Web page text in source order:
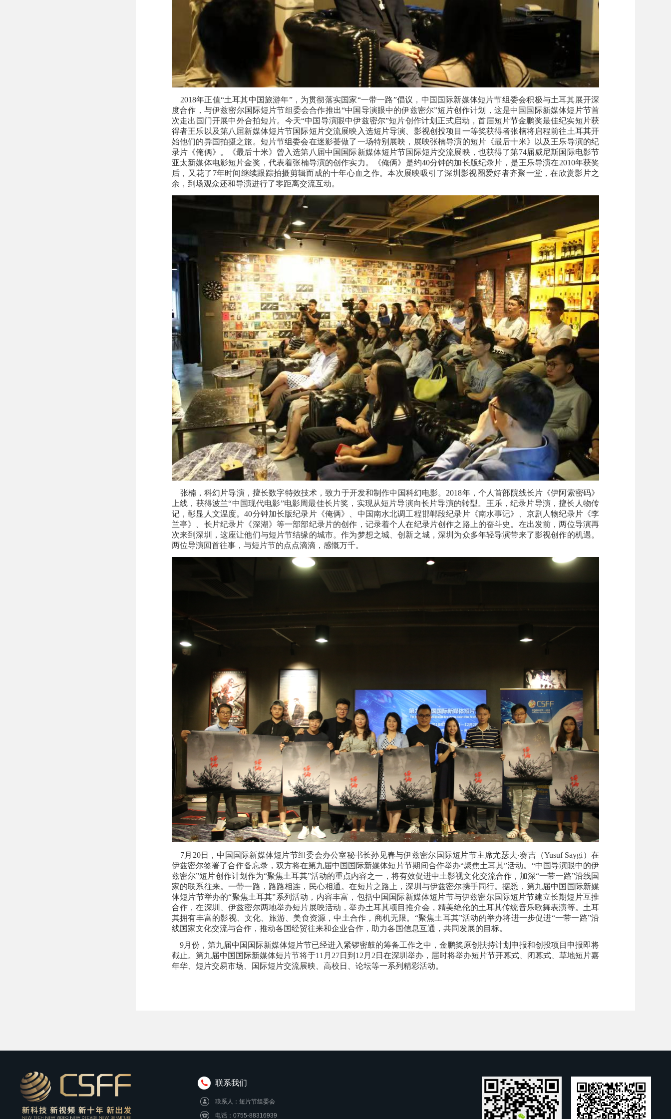
2018年正值“土耳其中国旅游年”，为贯彻落实国家“一带一路”倡议，中国国际新媒体短片节组委会积极与土耳其展开深
度合作，与伊兹密尔国际短片节组委会合作推出“中国导演眼中的伊兹密尔”短片创作计划，这是中国国际新媒体短片节首
次走出国门开展中外合拍短片。今天“中国导演眼中伊兹密尔”短片创作计划正式启动，首届短片节金鹏奖最佳纪实短片获
得者王乐以及第八届新媒体短片节国际短片交流展映入选短片导演、影视创投项目一等奖获得者张楠将启程前往土耳其开
始他们的异国拍摄之旅。短片节组委会在迷影荟做了一场特别展映，展映张楠导演的短片《最后十米》以及王乐导演的纪
录片《俺俩》。《最后十米》曾入选第八届中国国际新媒体短片节国际短片交流展映，也获得了第74届威尼斯国际电影节
亚太新媒体电影短片金奖，代表着张楠导演的创作实力。《俺俩》是约40分钟的加长版纪录片，是王乐导演在2010年获奖
后，又花了7年时间继续跟踪拍摄剪辑而成的十年心血之作。本次展映吸引了深圳影视圈爱好者齐聚一堂，在欣赏影片之
余，到场观众还和导演进行了零距离交流互动。
张楠，科幻片导演，擅长数字特效技术，致力于开发和制作中国科幻电影。 2018年，个人首部院线长片《伊阿索密码》
上线，获得波兰“中国现代电影”电影周最佳长片奖，实现从短片导演向长片导演的转型。王乐，纪录片导演，擅长人物传
记，彰显人文温度。40分钟加长版纪录片《俺俩》、中国南水北调工程邯郸段纪录片《南水事记》、京剧人物纪录片《李
兰亭》、长片纪录片《深湖》等一部部纪录片的创作，记录着个人在纪录片创作之路上的奋斗史。在出发前，两位导演再
次来到深圳，这座让他们与短片节结缘的城市。作为梦想之城、创新之城，深圳为众多年轻导演带来了影视创作的机遇。
两位导演回首往事，与短片节的点点滴滴，感慨万千。
7月20日，中国国际新媒体短片节组委会办公室秘书长孙见春与伊兹密尔国际短片节主席尤瑟夫·赛吉（Yusuf Saygi）在
伊兹密尔签署了合作备忘录，双方将在第九届中国国际新媒体短片节期间合作举办“聚焦土耳其”活动。“中国导演眼中的伊
兹密尔”短片创作计划作为“聚焦土耳其”活动的重点内容之一，将有效促进中土影视文化交流合作，加深“一带一路”沿线国
家的联系往来。一带一路，路路相连，民心相通。在短片之路上，深圳与伊兹密尔携手同行。据悉，第九届中国国际新媒
体短片节举办的“聚焦土耳其”系列活动，内容丰富，包括中国国际新媒体短片节与伊兹密尔国际短片节建立长期短片互推
合作，在深圳、伊兹密尔两地举办短片展映活动，举办土耳其项目推介会，精美绝伦的土耳其传统音乐歌舞表演等。土耳
其拥有丰富的影视、文化、旅游、美食资源，中土合作，商机无限。“聚焦土耳其”活动的举办将进一步促进“一带一路”沿
线国家文化交流与合作，推动各国经贸往来和企业合作，助力各国信息互通，共同发展的目标。
9月份，第九届中国国际新媒体短片节已经进入紧锣密鼓的筹备工作之中，金鹏奖原创扶持计划申报和创投项目申报即将
截止。第九届中国国际新媒体短片节将于11月27日到12月2日在深圳举办，届时将举办短片节开幕式、闭幕式、草地短片嘉
年华、短片交易市场、国际短片交流展映、高校日、论坛等一系列精彩活动。
联系我们
联系人：短片节组委会
电话：0755-88316939